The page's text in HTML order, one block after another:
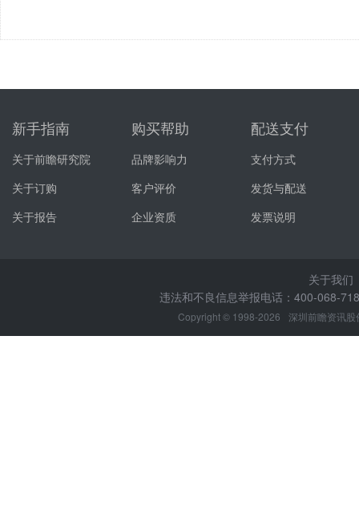
新手指南
关于前瞻研究院
关于订购
关于报告
购买帮助
品牌影响力
客户评价
企业资质
配送支付
支付方式
发货与配送
发票说明
关于我们
违法和不良信息举报电话：400-068-
Copyright © 1998-2026 深圳前瞻资讯股